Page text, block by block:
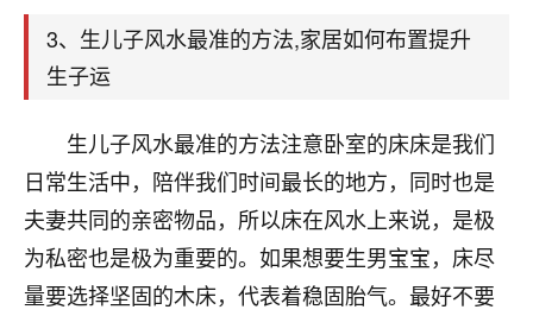
3、生儿子风水最准的方法,家居如何布置提升
生子运
生儿子风水最准的方法注意卧室的床床是我们
日常生活中，陪伴我们时间最长的地方，同时也是
夫妻共同的亲密物品，所以床在风水上来说，是极
为私密也是极为重要的。如果想要生男宝宝，床尽
量要选择坚固的木床，代表着稳固胎气。最好不要
心若莲花
我是做餐饮的，这两年，生意屡屡受挫，店开一家关
家底快败光了，真是倒霉！我也想找人看看到底怎么
回事？
鹿森：你可以找老师看看，人有时不服命不行
啊！
太阳当空赵：我也做餐饮的，生意不算大，但